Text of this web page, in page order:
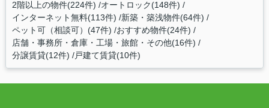
2階以上の物件(224件) オートロック(148件)
インターネット無料(113件) 新築・築浅物件(64件)
ペット可（相談可）(47件) おすすめ物件(24件)
店舗・事務所・倉庫・工場・旅館・その他(16件)
分譲賃貸(12件) 戸建て賃貸(10件)